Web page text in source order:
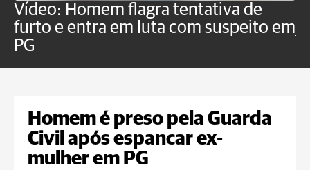
Vídeo: Homem flagra tentativa de
furto e entra em luta com suspeito em
PG
Homem é preso pela Guarda
Civil após espancar ex-
mulher em PG